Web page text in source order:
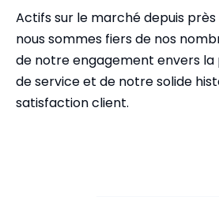
Actifs sur le marché depuis près
nous sommes fiers de nos
de notre engagement envers la
de service et de notre solide
satisfaction client.